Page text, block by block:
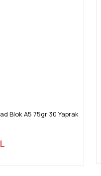
Blok A5 75gr 30 Yaprak